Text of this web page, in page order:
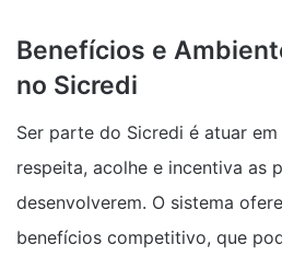
Benefícios e
no Sicredi
Ser parte do Sicredi é atuar
respeita, acolhe e incentiva as
desenvolverem. O sistema
benefícios competitivo, que